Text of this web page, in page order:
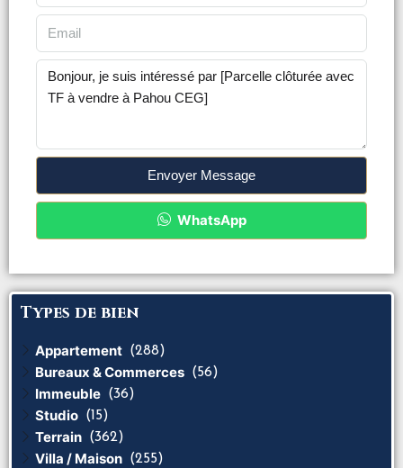
Envoyer Message
WhatsApp
Types de bien
Appartement (288)
Bureaux & Commerces (56)
Immeuble (36)
Studio (15)
Terrain (362)
Villa / Maison (255)